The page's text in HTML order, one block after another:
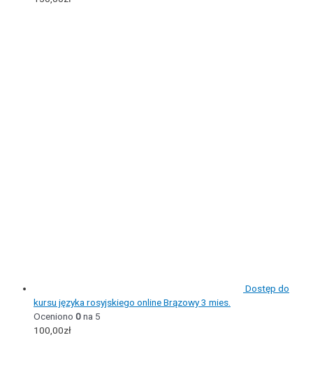
Dostęp do
kursu języka rosyjskiego online Brązowy 3 mies.
Oceniono 0na 5
100,00zł